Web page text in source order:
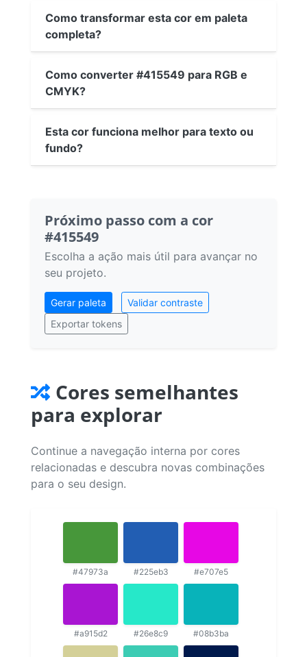
Como transformar esta cor em paleta
completa?
Como converter #415549 para RGB e
CMYK?
Esta cor funciona melhor para texto ou
fundo?
Próximo passo com a cor
#415549
Escolha a ação mais útil para avançar no
seu projeto.
Gerar paleta
Validar contraste
Exportar tokens
Cores semelhantes
para explorar
Continue a navegação interna por cores
relacionadas e descubra novas combinações
para o seu design.
#47973a #225eb3 #e707e5
#a915d2 #26e8c9 #08b3ba